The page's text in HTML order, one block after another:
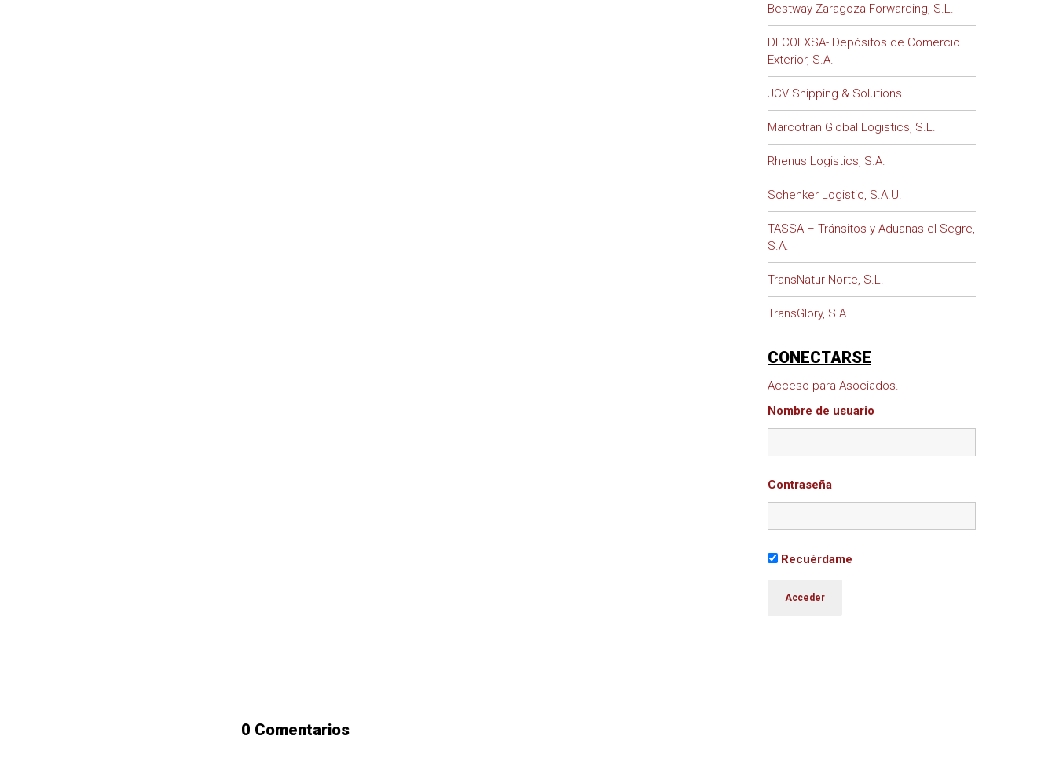
Bestway Zaragoza Forwarding, S.L.
DECOEXSA- Depósitos de Comercio
Exterior, S.A.
JCV Shipping & Solutions
Marcotran Global Logistics, S.L.
Rhenus Logistics, S.A.
Schenker Logistic, S.A.U.
TASSA – Tránsitos y Aduanas el Segre,
S.A.
TransNatur Norte, S.L.
TransGlory, S.A.
CONECTARSE
Acceso para Asociados.
Nombre de usuario
Contraseña
Recuérdame
0 Comentarios